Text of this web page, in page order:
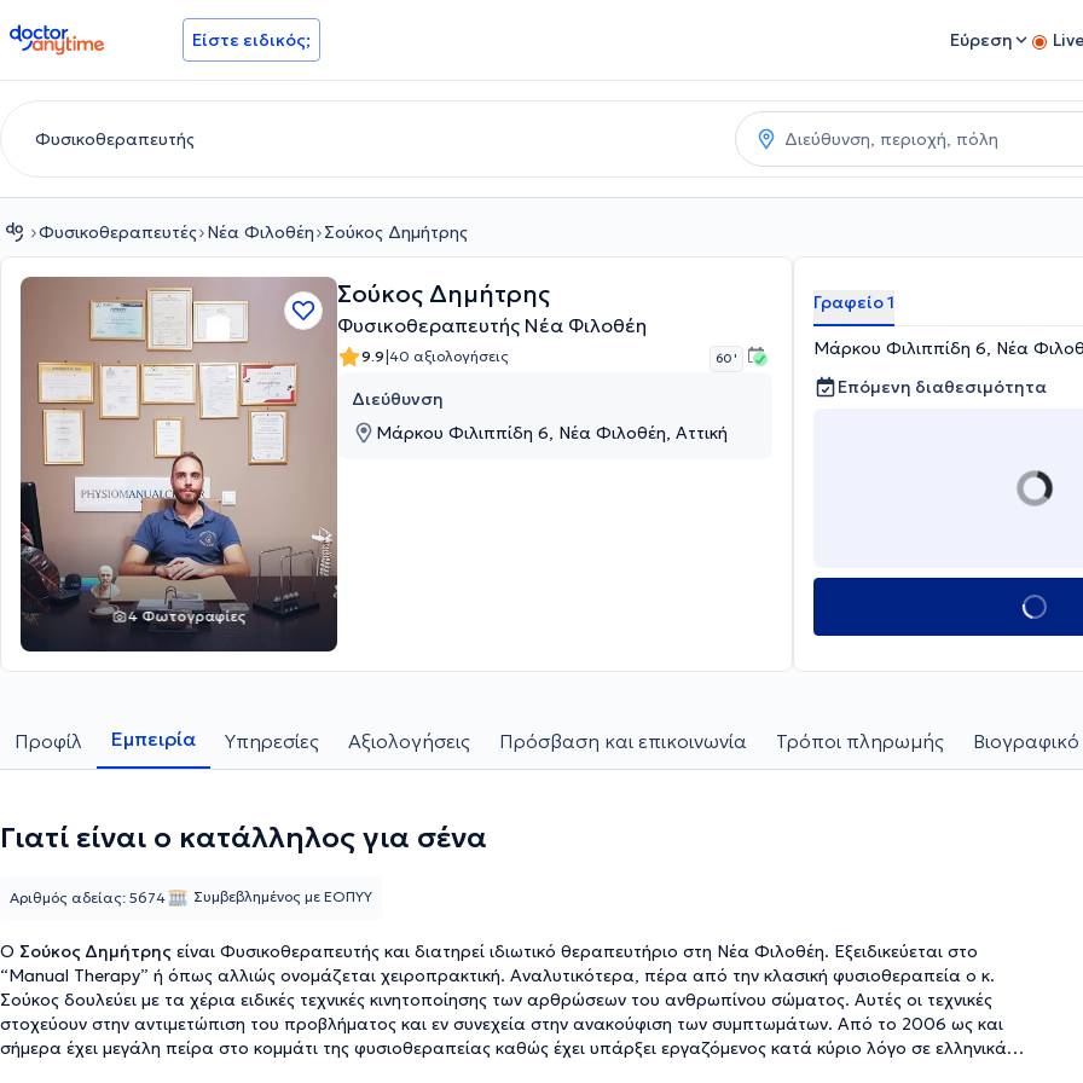
doctoranytime Είστε ειδικός; Εύρεση
Φυσικοθεραπευτές Νέα Φιλοθέη Σούκος Δημήτρης
4 Φωτογραφίες
Σούκος Δημήτρης
Φυσικοθεραπευτής Νέα Φιλοθέη
9.9|40 αξιολογήσεις 60 '
Διεύθυνση
Mάρκου Φιλιππίδη 6, Νέα Φιλοθέη, Αττική
Γραφείο 1
Mάρκου Φιλιππίδη 6, Νέα
Επόμενη διαθεσιμότητα
Προφίλ Εμπειρία Υπηρεσίες Αξιολογήσεις Πρόσβαση και επικοινωνία Τρόποι πληρωμής
Γιατί είναι ο κατάλληλος για σένα
Ο Σούκος Δημήτρης είναι Φυσικοθεραπευτής και διατηρεί ιδιωτικό θεραπευτήριο στη Νέα Φιλοθέη. Εξειδικεύεται στο
“Manual Therapy” ή όπως αλλιώς ονομάζεται χειροπρακτική. Αναλυτικότερα, πέρα από την κλασική φυσιοθεραπεία ο κ.
Σούκος δουλεύει με τα χέρια ειδικές τεχνικές κινητοποίησης των αρθρώσεων του ανθρωπίνου σώματος. Αυτές οι τεχνικές
στοχεύουν στην αντιμετώπιση του προβλήματος και εν συνεχεία στην ανακούφιση των συμπτωμάτων. Από το 2006 ως και
σήμερα έχει μεγάλη πείρα στο κομμάτι της φυσιοθεραπείας καθώς έχει υπάρξει εργαζόμενος κατά κύριο λόγο σε ελληνικά
Αριθμός αδείας: 5674 Συμβεβλημένος με ΕΟΠΥΥ